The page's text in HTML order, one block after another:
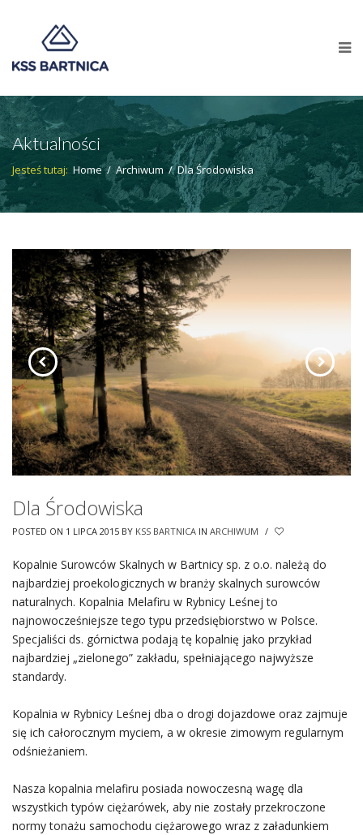
Aktualności
Jesteś tutaj: Home / Archiwum / Dla Środowiska
Dla Środowiska
POSTED ON 1 LIPCA 2015 BY KSS BARTNICA IN ARCHIWUM /
Kopalnie Surowców Skalnych w Bartnicy sp. z o.o. należą do
najbardziej proekologicznych w branży skalnych surowców
naturalnych. Kopalnia Melafiru w Rybnicy Leśnej to
najnowocześniejsze tego typu przedsiębiorstwo w Polsce.
Specjaliści ds. górnictwa podają tę kopalnię jako przykład
najbardziej „zielonego” zakładu, spełniającego najwyższe
standardy.
Kopalnia w Rybnicy Leśnej dba o drogi dojazdowe oraz zajmuje
się ich całorocznym myciem, a w okresie zimowym regularnym
odśnieżaniem.
Nasza kopalnia melafiru posiada nowoczesną wagę dla
wszystkich typów ciężarówek, aby nie zostały przekroczone
normy tonażu samochodu ciężarowego wraz z załadunkiem